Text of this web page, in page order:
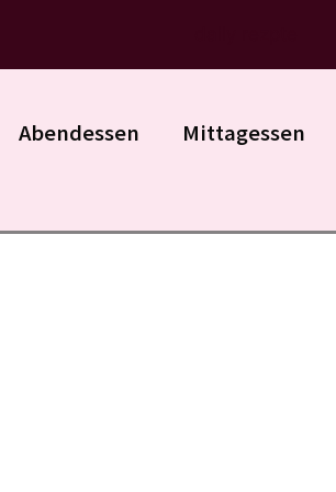
Abendessen Mittagessen